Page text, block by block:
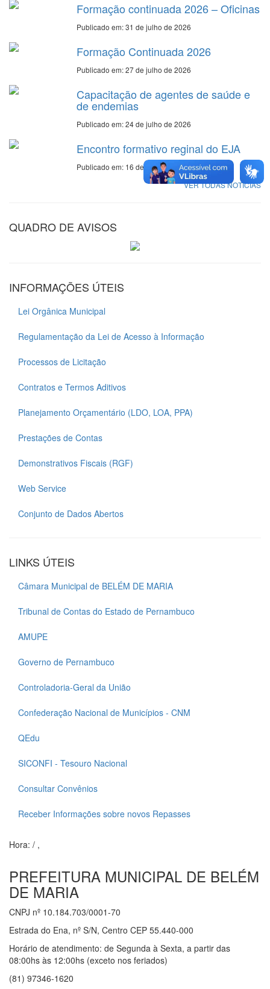
Formação continuada 2026 – Oficinas
Publicado em: 31 de julho de 2026
Formação Continuada 2026
Publicado em: 27 de julho de 2026
Capacitação de agentes de saúde e
de endemias
Publicado em: 24 de julho de 2026
Encontro formativo reginal do EJA
Publicado em: 16 de julho de 2026
VER TODAS NOTÍCIAS
QUADRO DE AVISOS
INFORMAÇÕES ÚTEIS
Lei Orgânica Municipal
Regulamentação da Lei de Acesso à Informação
Processos de Licitação
Contratos e Termos Aditivos
Planejamento Orçamentário (LDO, LOA, PPA)
Prestações de Contas
Demonstrativos Fiscais (RGF)
Web Service
Conjunto de Dados Abertos
LINKS ÚTEIS
Câmara Municipal de BELÉM DE MARIA
Tribunal de Contas do Estado de Pernambuco
AMUPE
Governo de Pernambuco
Controladoria-Geral da União
Confederação Nacional de Municípios - CNM
QEdu
SICONFI - Tesouro Nacional
Consultar Convênios
Receber Informações sobre novos Repasses
Hora: / ,
PREFEITURA MUNICIPAL DE BELÉM
DE MARIA
CNPJ nº 10.184.703/0001-70
Estrada do Ena, nº S/N, Centro CEP 55.440-000
Horário de atendimento: de Segunda à Sexta, a partir das
08:00hs às 12:00hs (exceto nos feriados)
(81) 97346-1620